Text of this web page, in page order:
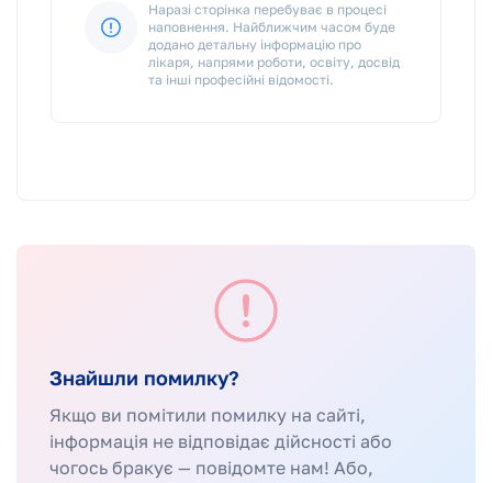
Наразі сторінка перебуває в процесі
наповнення. Найближчим часом буде
додано детальну інформацію про
лікаря, напрями роботи, освіту, досвід
та інші професійні відомості.
Знайшли помилку?
Якщо ви помітили помилку на сайті,
інформація не відповідає дійсності або
чогось бракує — повідомте нам! Або,